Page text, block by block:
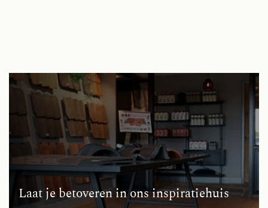
Laat je betoveren in ons inspiratiehuis